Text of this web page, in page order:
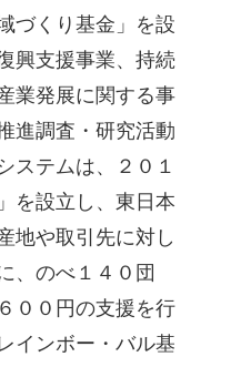
づくり基金」を設
興支援事業、持続
業発展に関する事
進調査・研究活動
ステムは、２０１
を設立し、東日本
地や取引先に対し
、のべ１４０団
００円の支援を行
インボー・バル基